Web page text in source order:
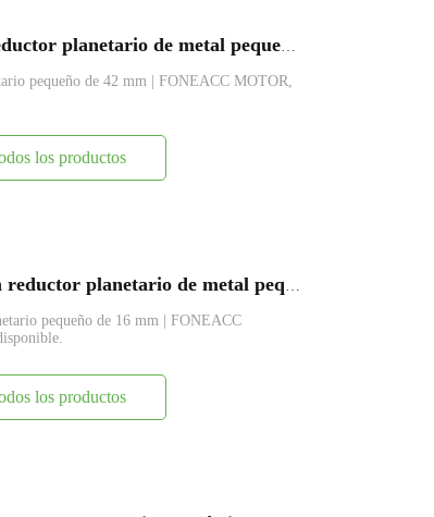
PG42-775 Motor eléctrico de CC con reductor planetario de metal pequeño de 42 mm
pequeño de 42 mm | FONEACC MOTOR,
los productos
pequeño de 16 mm | FONEACC
los productos